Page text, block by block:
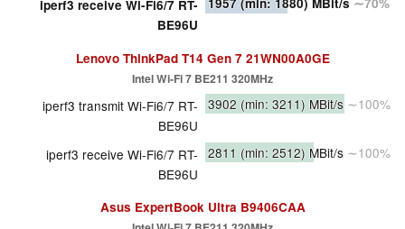
iperf3 receive Wi-Fi6/7 RT-
BE96U
Lenovo ThinkPad T14 Gen 7 21WN00A0GE
Intel Wi-Fi 7 BE211 320MHz
iperf3 transmit Wi-Fi6/7 RT-
BE96U
3902 (min: 3211) MBit/s ∼100%
iperf3 receive Wi-Fi6/7 RT-
BE96U
2811 (min: 2512) MBit/s ∼100%
Asus ExpertBook Ultra B9406CAA